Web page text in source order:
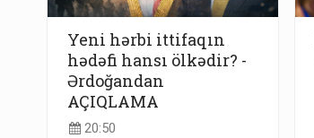
Yeni hərbi ittifaqın
hədəfi hansı ölkədir? -
Ərdoğandan
AÇIQLAMA
20:50